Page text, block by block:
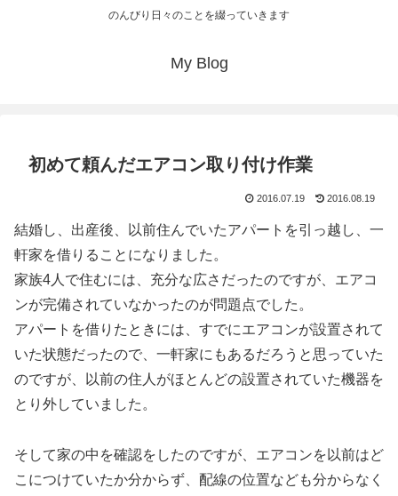
のんびり日々のことを綴っていきます
My Blog
初めて頼んだエアコン取り付け作業
2016.07.19 2016.08.19
結婚し、出産後、以前住んでいたアパートを引っ越し、一
軒家を借りることになりました。
家族4人で住むには、充分な広さだったのですが、エアコ
ンが完備されていなかったのが問題点でした。
アパートを借りたときには、すでにエアコンが設置されて
いた状態だったので、一軒家にもあるだろうと思っていた
のですが、以前の住人がほとんどの設置されていた機器を
とり外していました。
そして家の中を確認をしたのですが、エアコンを以前はど
こにつけていたか分からず、配線の位置なども分からなく